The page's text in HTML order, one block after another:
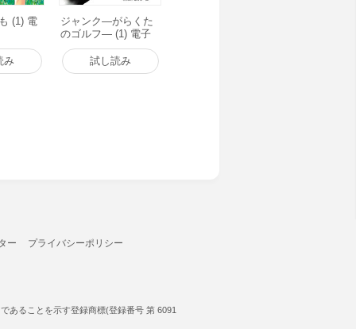
(1) 電
み
ジャンク―がらくた
のゴルフ― (1) 電子
書籍版
試し読み
ー プライバシーポリシー
あることを示す登録商標(登録番号 第 6091